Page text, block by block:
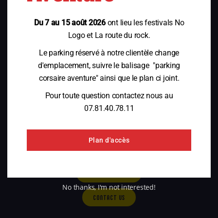
SCHOOL AND LEISURE CENTER OFFERS - COMPANIES - EVENTS
PRACTICAL INFORMATION
OUR HISTORY
Fort de Saint Père
CONTACT US
Du 7 au 15 août 2026ont lieu les festivals No
Logo et La route du rock.
Le parking réservé à notre clientèle change
d'emplacement, suivre le balisage "parking
corsaire aventure" ainsi que le plan ci joint.
Pour toute question contactez nous au
07.81.40.78.11
Plan d'accès
No thanks, I'm not interested!